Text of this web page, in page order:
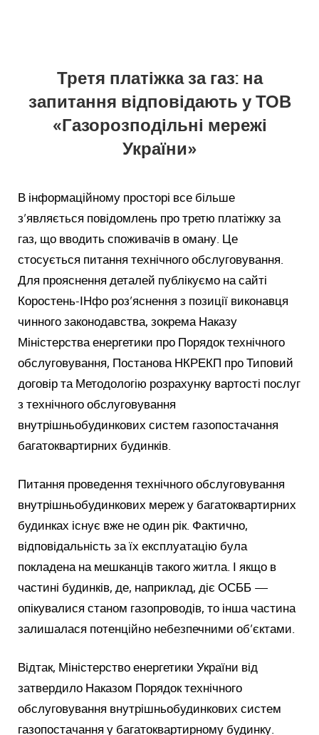
Третя платіжка за газ: на
запитання відповідають у ТОВ
«Газорозподільні мережі
України»
В інформаційному просторі все більше
з’являється повідомлень про третю платіжку за
газ, що вводить споживачів в оману. Це
стосується питання технічного обслуговування.
Для прояснення деталей публікуємо на сайті
Коростень-ІНфо роз’яснення з позиції виконавця
чинного законодавства, зокрема Наказу
Міністерства енергетики про Порядок технічного
обслуговування, Постанова НКРЕКП про Типовий
договір та Методологію розрахунку вартості послуг
з технічного обслуговування
внутрішньобудинкових систем газопостачання
багатоквартирних будинків.
Питання проведення технічного обслуговування
внутрішньобудинкових мереж у багатоквартирних
будинках існує вже не один рік. Фактично,
відповідальність за їх експлуатацію була
покладена на мешканців такого житла. І якщо в
частині будинків, де, наприклад, діє ОСББ —
опікувалися станом газопроводів, то інша частина
залишалася потенційно небезпечними об’єктами.
Відтак, Міністерство енергетики України від
затвердило Наказом Порядок технічного
обслуговування внутрішньобудинкових систем
газопостачання у багатоквартирному будинку.